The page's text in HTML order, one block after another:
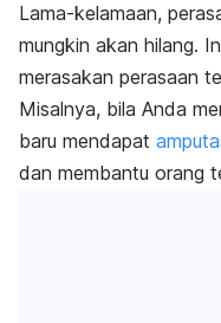
Lama-kelamaan,
mungkin akan hilang.
merasakan perasaan
Misalnya, bila Anda
baru mendapat
dan membantu orang